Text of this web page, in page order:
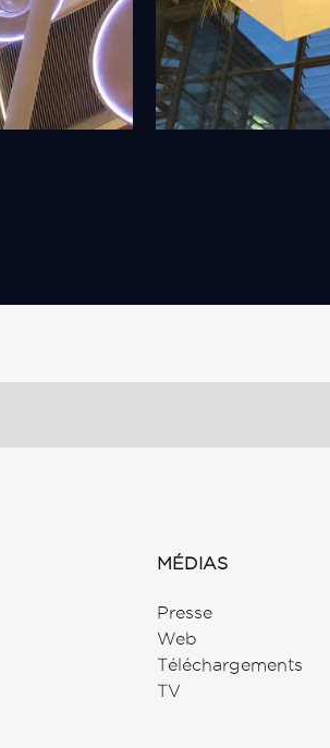
MÉDIAS
Presse
Web
Téléchargements
TV